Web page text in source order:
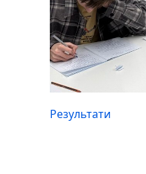
Результати